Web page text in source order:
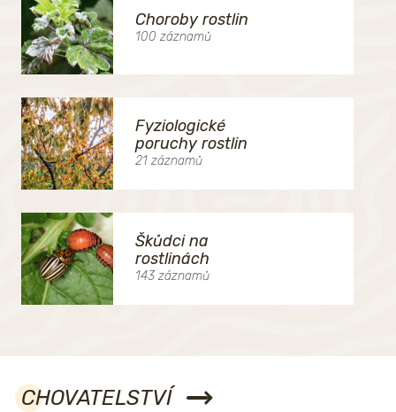
Choroby rostlin
100 záznamů
Fyziologické
poruchy rostlin
21 záznamů
Škůdci na
rostlinách
143 záznamů
CHOVATELSTVÍ